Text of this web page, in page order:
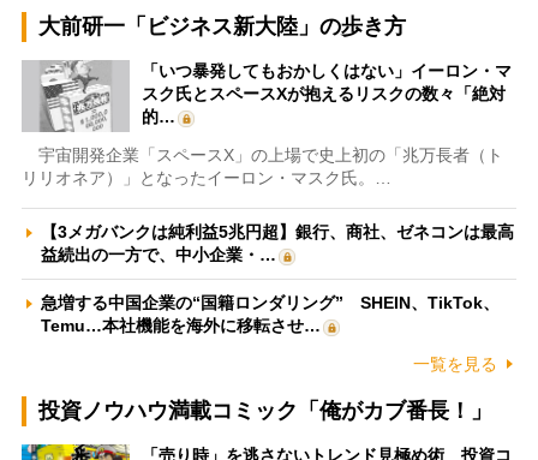
大前研一「ビジネス新大陸」の歩き方
「いつ暴発してもおかしくはない」イーロン・マ
スク氏とスペースXが抱えるリスクの数々「絶対
的…
宇宙開発企業「スペースX」の上場で史上初の「兆万長者（ト
リリオネア）」となったイーロン・マスク氏。…
【3メガバンクは純利益5兆円超】銀行、商社、ゼネコンは最高
益続出の一方で、中小企業・…
急増する中国企業の“国籍ロンダリング” SHEIN、TikTok、
Temu…本社機能を海外に移転させ…
一覧を見る
投資ノウハウ満載コミック「俺がカブ番長！」
「売り時」を逃さないトレンド見極め術 投資コ